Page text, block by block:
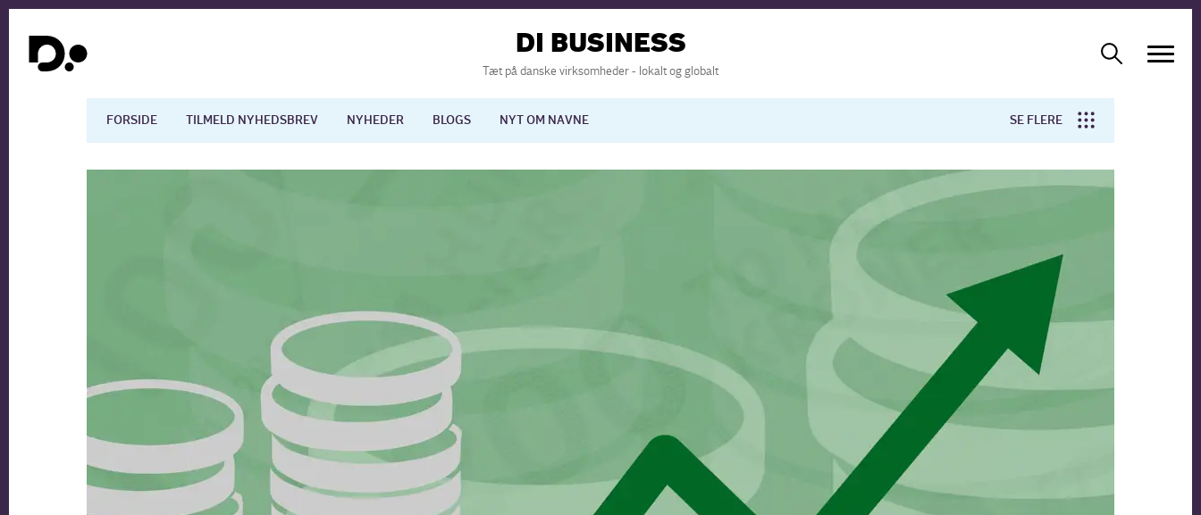
DI BUSINESS
Tæt på danske virksomheder - lokalt og globalt
FORSIDE TILMELD NYHEDSBREV NYHEDER BLOGS NYT OM NAVNE SE FLERE
Arbejdsmiljø